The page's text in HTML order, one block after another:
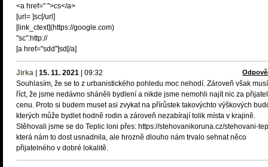
<a href=" ">cs</a>
[url= ]sc[/url]
[link_сtext](https://google.com)
"sc":http://
[a href="sdd"]sd[/a]
Jirka 15. 11. 2021 09:32
Souhlasím, že se to z urbanistického pohledu moc nehodí. Zároveň však
říct, že jsme nedávno sháněli bydlení a nikde jsme nemohli najít nic za
cenu. Proto si budem muset asi zvykat na přírůstek takovýchto výškových
kterých může bydlet hodně rodin a zároveň nezabírají tolik místa v krajině.
Stěhovali jsme se do Teplic loni přes: https://stehovanikoruna.cz/stehovani-
která nám to dost usnadnila, ale hrozně dlouho nám trvalo sehnat něco
přijatelného v dobré lokalitě.